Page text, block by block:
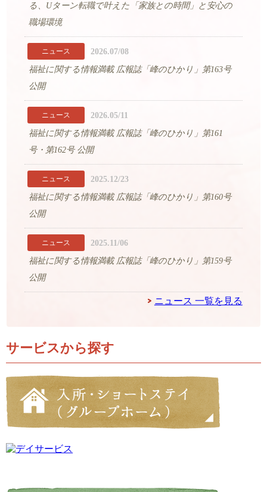
る、Uターン転職で叶えた「家族との時間」と安心の
職場環境
ニュース
2026.07/08
福祉に関する情報満載 広報誌「峰のひかり」第163号
公開
ニュース
2026.05/11
福祉に関する情報満載 広報誌「峰のひかり」第161
号・第162号 公開
ニュース
2025.12/23
福祉に関する情報満載 広報誌「峰のひかり」第160号
公開
ニュース
2025.11/06
福祉に関する情報満載 広報誌「峰のひかり」第159号
公開
ニュース 一覧を見る
サービスから探す